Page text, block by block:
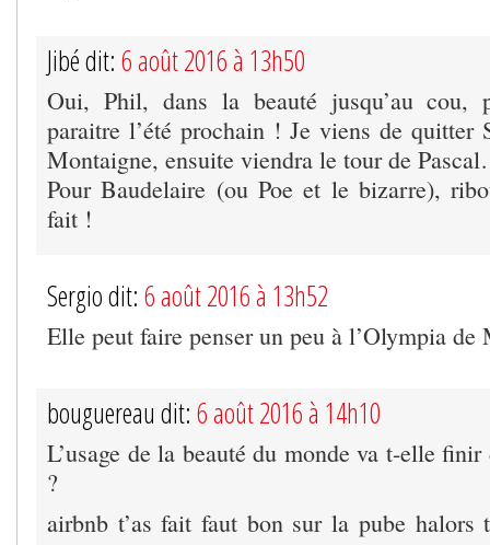
Jibé dit: 6 août 2016 à 13h50
Oui, Phil, dans la beauté jusqu’au cou,
paraitre l’été prochain ! Je viens de quitter
Montaigne, ensuite viendra le tour de
Pour Baudelaire (ou Poe et le bizarre),
fait !
Sergio dit: 6 août 2016 à 13h52
Elle peut faire penser un peu à l’Olympia
bouguereau dit: 6 août 2016 à 14h10
L’usage de la beauté du monde va t-elle
?
airbnb t’as fait faut bon sur la pube halors